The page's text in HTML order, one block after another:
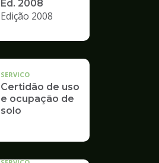
Ed. 2008
Edição 2008
SERVICO
Certidão de uso
e ocupação de
solo